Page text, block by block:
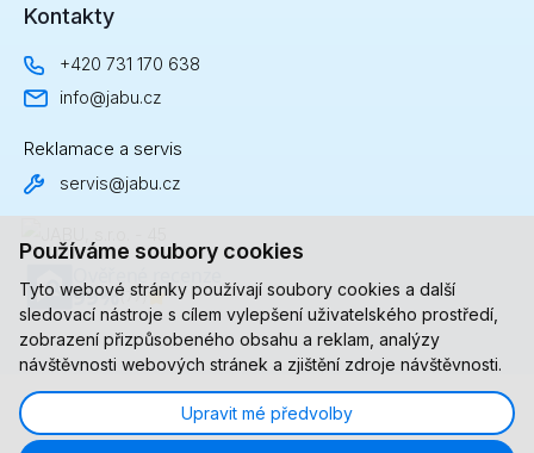
Používáme soubory cookies
Tyto webové stránky používají soubory cookies a další
sledovací nástroje s cílem vylepšení uživatelského prostředí,
zobrazení přizpůsobeného obsahu a reklam, analýzy
návštěvnosti webových stránek a zjištění zdroje návštěvnosti.
Upravit mé předvolby
Kontakty
+420 731 170 638
info@jabu.cz
Reklamace a servis
servis@jabu.cz
© 2023-2026, JABU.cz All Rights Reserved.